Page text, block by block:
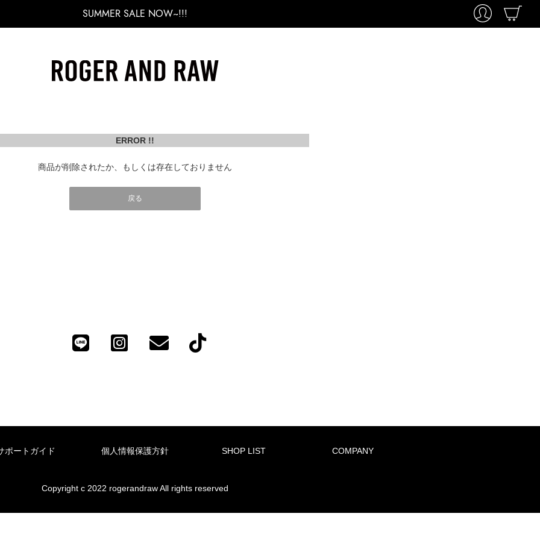
SUMMER SALE NOW~!!!
ERROR !!
商品が削除されたか、もしくは存在しておりません
ポートガイド 個人情報保護方針 SHOP LIST COMPANY
Copyright c 2022 rogerandraw All rights reserved